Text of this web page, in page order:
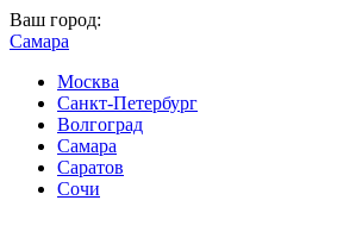
Ваш город:
Самара
Москва
Санкт-Петербург
Волгоград
Самара
Саратов
Сочи